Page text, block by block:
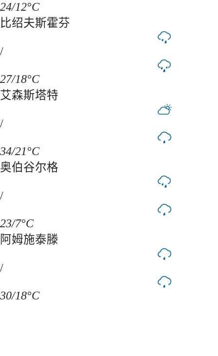
24/12°C
比绍夫斯霍芬
/
27/18°C
艾森斯塔特
/
34/21°C
奥伯谷尔格
/
23/7°C
阿姆施泰滕
/
30/18°C